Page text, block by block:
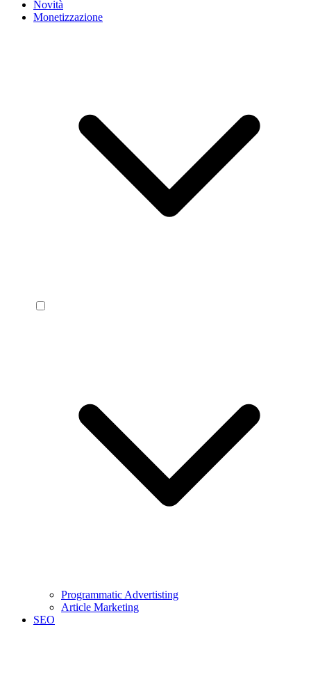
Novità
Monetizzazione
Programmatic Advertisting
Article Marketing
SEO